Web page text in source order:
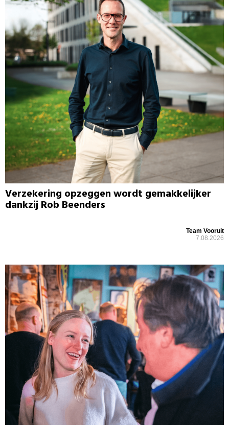
Verzekering opzeggen wordt gemakkelijker
dankzij Rob Beenders
Team Vooruit
7.08.2026